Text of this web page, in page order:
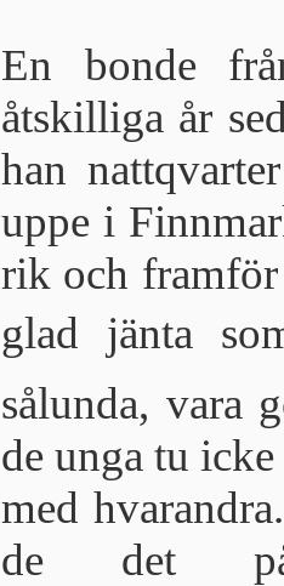
En bonde
åtskilliga år
han
uppe i
rik och
glad jänta
sålunda, vara
de unga tu
med
de det på